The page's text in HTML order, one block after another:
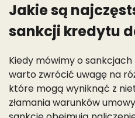
Jakie są
sankcji kredytu
Kiedy mówimy o
warto zwrócić uwagę na
które mogą wyniknąć z
złamania warunków